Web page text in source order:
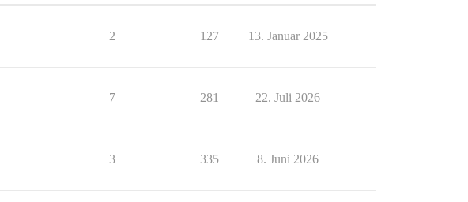
2 127 13. Januar 2025
7 281 22. Juli 2026
3 335 8. Juni 2026